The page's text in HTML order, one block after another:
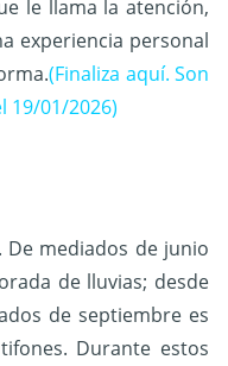
le llama la atención,
experiencia personal
(Finaliza aquí. Son
19/01/2026)
mediados de junio
de lluvias; desde
de septiembre es
Durante estos